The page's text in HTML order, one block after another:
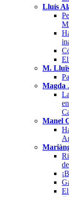
Lluís
M.
Magda
Manel